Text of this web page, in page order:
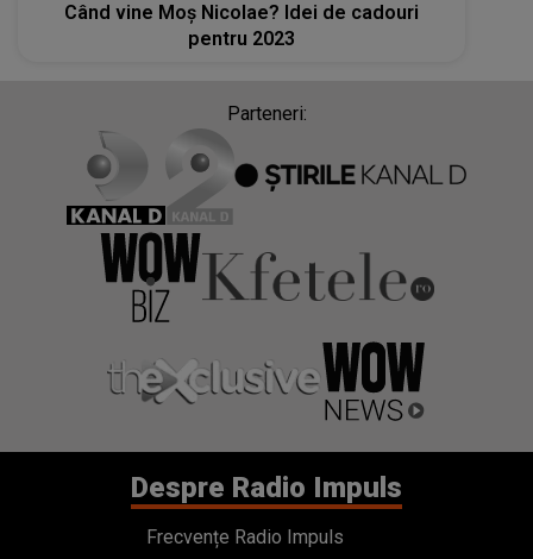
Când vine Moș Nicolae? Idei de cadouri
pentru 2023
Parteneri:
Despre Radio Impuls
Frecvențe Radio Impuls